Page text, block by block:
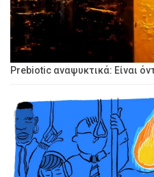
Prebiotic αναψυκτικά: Είναι